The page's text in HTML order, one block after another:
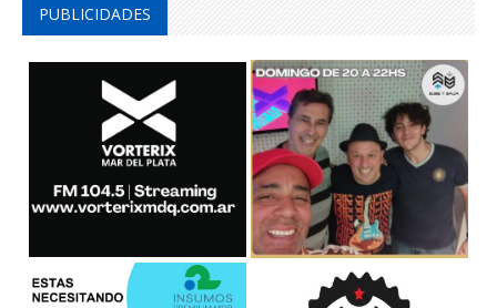
PUBLICIDADES